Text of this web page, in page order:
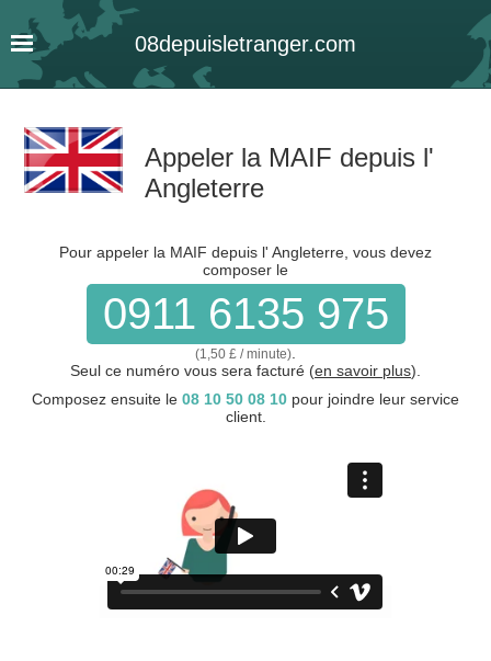
08depuisletranger.com
Appeler la MAIF depuis l'
Angleterre
Pour appeler la MAIF depuis l' Angleterre, vous devez
composer le
0911 6135 975
(1,50 £ / minute)
Seul ce numéro vous sera facturé (en savoir plus).
Composez ensuite le 08 10 50 08 10 pour joindre leur service
client.